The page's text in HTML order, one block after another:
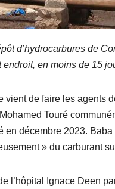
d’hydrocarbures de
en moins de 15
vient de faire les agents
Touré
décembre 2023.
» du carburant
l’hôpital Ignace Deen